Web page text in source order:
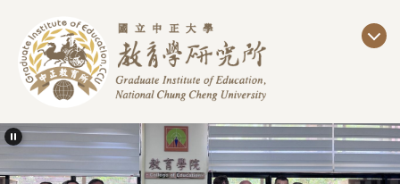
主
容
區